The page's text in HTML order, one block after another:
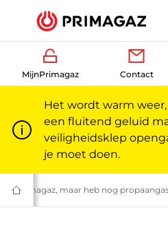
MijnPrimagaz Contact
Het wordt warm
een fluitend geluid
veiligheidsklep
je moet doen.
Gas
voor
| Primagaz
Primagaz, maar heb nog